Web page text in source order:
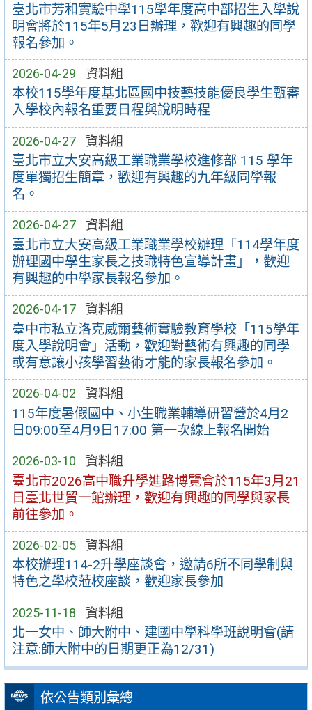
臺北市芳和實驗中學115學年度高中部招生入學說
明會將於115年5月23日辦理，歡迎有興趣的同學
報名參加。
2026-04-29 資料組
本校115學年度基北區國中技藝技能優良學生甄審
入學校內報名重要日程與說明時程
2026-04-27 資料組
臺北市立大安高級工業職業學校進修部 115 學年
度單獨招生簡章，歡迎有興趣的九年級同學報
名。
2026-04-27 資料組
臺北市立大安高級工業職業學校辦理「114學年度
辦理國中學生家長之技職特色宣導計畫」，歡迎
有興趣的中學家長報名參加。
2026-04-17 資料組
臺中市私立洛克威爾藝術實驗教育學校「115學年
度入學說明會」活動，歡迎對藝術有興趣的同學
或有意讓小孩學習藝術才能的家長報名參加。
2026-04-02 資料組
115年度暑假國中、小生職業輔導研習營於4月2
日09:00至4月9日17:00 第一次線上報名開始
2026-03-10 資料組
臺北市2026高中職升學進路博覽會於115年3月21
日臺北世貿一館辦理，歡迎有興趣的同學與家長
前往參加。
2026-02-05 資料組
本校辦理114-2升學座談會，邀請6所不同學制與
特色之學校蒞校座談，歡迎家長參加
2025-11-18 資料組
北一女中、師大附中、建國中學科學班說明會(請
注意:師大附中的日期更正為12/31)
依公告類別彙總